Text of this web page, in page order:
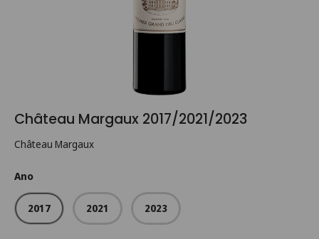
Château Margaux 2017/2021/2023
Château Margaux
Ano
2017 2021 2023